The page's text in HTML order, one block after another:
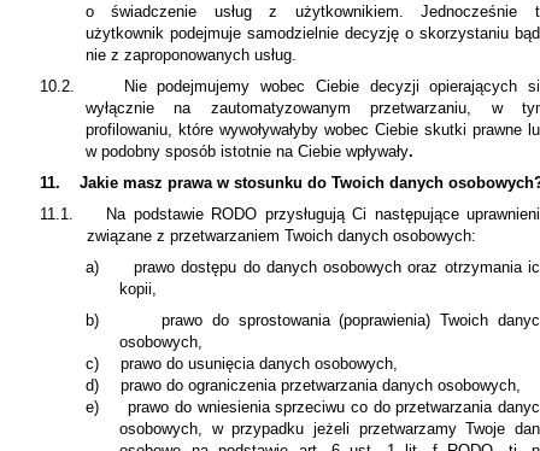
o świadczenie usług z użytkownikiem. Jednocześnie
użytkownik podejmuje samodzielnie decyzję o skorzystaniu
nie z zaproponowanych usług.
10.2.
Nie podejmujemy wobec Ciebie decyzji opierających
wyłącznie na zautomatyzowanym przetwarzaniu, w
profilowaniu, które wywoływałyby wobec Ciebie skutki prawne
w podobny sposób istotnie na Ciebie wpływały.
11.
Jakie masz prawa w stosunku do Twoich danych
11.1.
Na podstawie RODO przysługują Ci następujące
związane z przetwarzaniem Twoich danych osobowych:
a)
prawo dostępu do danych osobowych oraz otrzymania
kopii,
b)
prawo do sprostowania (poprawienia) Twoich
osobowych,
c)
prawo do usunięcia danych osobowych,
d)
prawo do ograniczenia przetwarzania danych osobowych,
e)
prawo do wniesienia sprzeciwu co do przetwarzania
osobowych, w przypadku jeżeli przetwarzamy Twoje